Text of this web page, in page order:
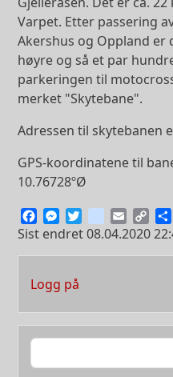
Varpet. Etter passering
Akershus og Oppland
høyre og så et par
parkeringen til
merket "Skytebane".
Adressen til skytebanen
GPS-koordinatene til
10.76728ºØ
FacebookMessenger
Twitterinstagram
EmailCopy
Link
Sist endret08.04.2020
User account menu
Logg på
Søk